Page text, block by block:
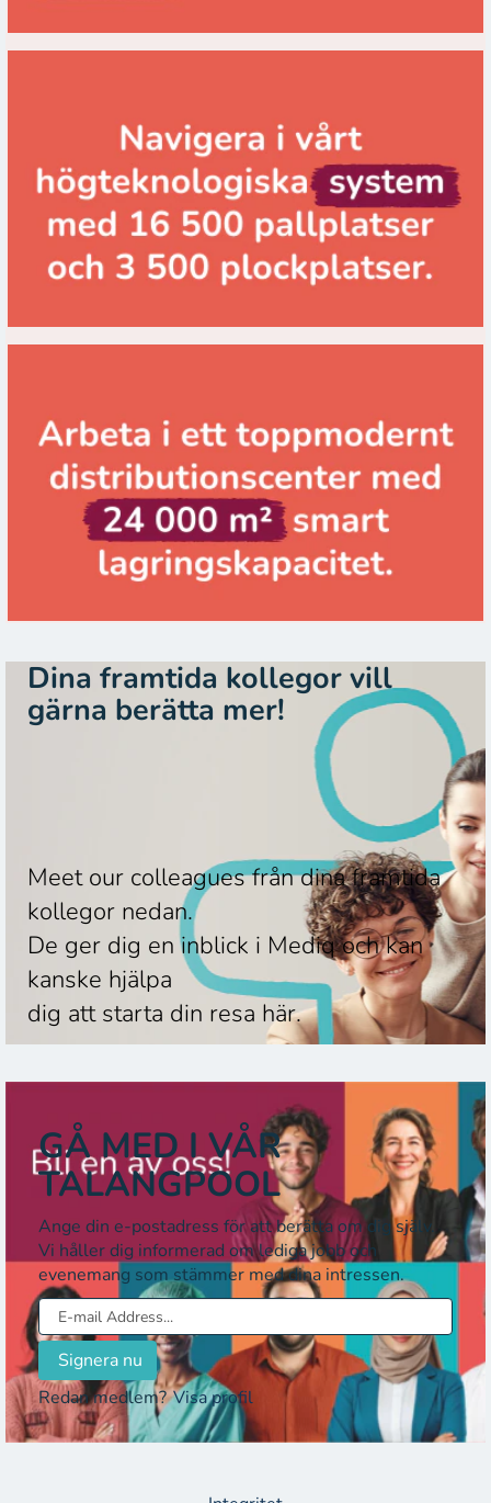
Dina framtida kollegor vill
gärna berätta mer!
Meet our colleagues från dina framtida
kollegor nedan.
De ger dig en inblick i Mediq och kan
kanske hjälpa
dig att starta din resa här.
GÅ MED I VÅR
TALANGPOOL
Ange din e-postadress för att berätta om dig själv.
Vi håller dig informerad om lediga jobb och
evenemang som stämmer med dina intressen.
Redan medlem? Visa profil